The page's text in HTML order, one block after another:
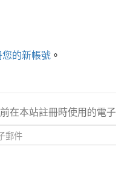
的新帳號 。
在本站註冊時使用的電